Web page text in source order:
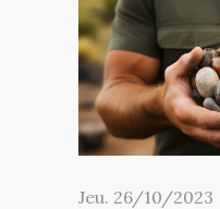
Jeu. 26/10/2023